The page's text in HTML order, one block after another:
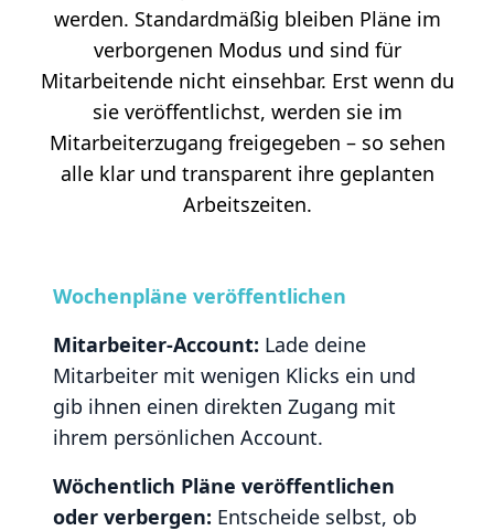
werden. Standardmäßig bleiben Pläne im
verborgenen Modus und sind für
Mitarbeitende nicht einsehbar. Erst wenn du
sie veröffentlichst, werden sie im
Mitarbeiterzugang freigegeben – so sehen
alle klar und transparent ihre geplanten
Arbeitszeiten.
Wochenpläne veröffentlichen
Mitarbeiter-Account: Lade deine
Mitarbeiter mit wenigen Klicks ein und
gib ihnen einen direkten Zugang mit
ihrem persönlichen Account.
Wöchentlich Pläne veröffentlichen
oder verbergen: Entscheide selbst, ob